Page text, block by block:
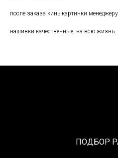
после заказа кинь картинки
нашивки качественные, на всю жизнь.
ПОДБОР